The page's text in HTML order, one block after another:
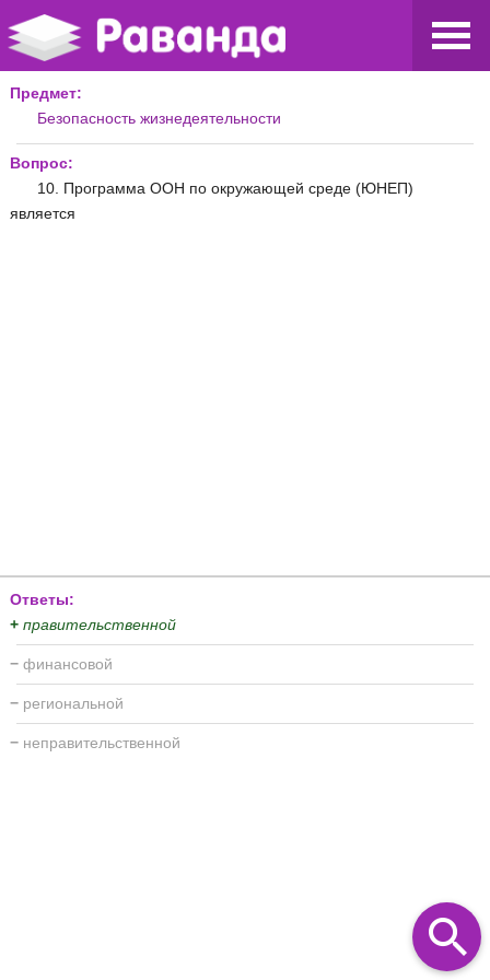
Предмет:
Безопасность жизнедеятельности
Вопрос:
10. Программа ООН по окружающей среде (ЮНЕП)
является
Ответы:
+ правительственной
− финансовой
− региональной
− неправительственной